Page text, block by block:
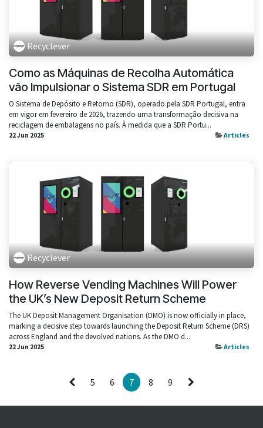
Recyclever
Como as Máquinas de Recolha Automática
vão Impulsionar o Sistema SDR em Portugal
O Sistema de Depósito e Retorno (SDR), operado pela SDR Portugal, entra
em vigor em fevereiro de 2026, trazendo uma transformação decisiva na
reciclagem de embalagens no país. À medida que a SDR Portu...
22 Jun 2025 Articles
Recyclever
How Reverse Vending Machines Will Power
the UK’s New Deposit Return Scheme
The UK Deposit Management Organisation (DMO) is now officially in place,
marking a decisive step towards launching the Deposit Return Scheme (DRS)
across England and the devolved nations. As the DMO d...
22 Jun 2025 Articles
5 6 7 8 9